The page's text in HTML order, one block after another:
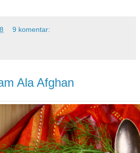
9 komentar:
Ala Afghan